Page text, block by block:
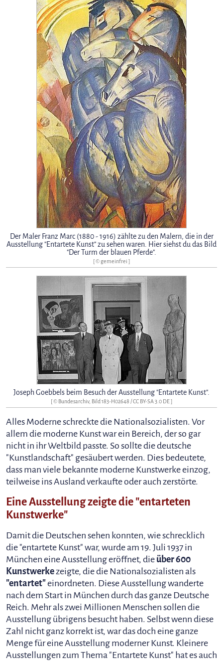
Der Maler Franz Marc (1880 - 1916) zählte zu den Malern, die in der
Ausstellung "Entartete Kunst" zu sehen waren. Hier siehst du das Bild
"Der Turm der blauen Pferde".
[ © gemeinfrei ]
Joseph Goebbels beim Besuch der Ausstellung "Entartete Kunst".
[ © Bundesarchiv, Bild 183-H02648 /CC BY-SA 3.0 DE]
Alles Moderne schreckte die Nationalsozialisten. Vor
allem die moderne Kunst war ein Bereich, der so gar
nicht in ihr Weltbild passte. So sollte die deutsche
"Kunstlandschaft" gesäubert werden. Dies bedeutete,
dass man viele bekannte moderne Kunstwerke einzog,
teilweise ins Ausland verkaufte oder auch zerstörte.
Eine Ausstellung zeigte die "entarteten
Kunstwerke"
Damit die Deutschen sehen konnten, wie schrecklich
die "entartete Kunst" war, wurde am 19. Juli 1937 in
München eine Ausstellung eröffnet, die über 600
Kunstwerkezeigte, die die Nationalsozialisten als
"entartet" einordneten. Diese Ausstellung wanderte
nach dem Start in München durch das ganze Deutsche
Reich. Mehr als zwei Millionen Menschen sollen die
Ausstellung übrigens besucht haben. Selbst wenn diese
Zahl nicht ganz korrekt ist, war das doch eine ganze
Menge für eine Ausstellung moderner Kunst. Kleinere
Ausstellungen zum Thema "Entartete Kunst" hat es auch